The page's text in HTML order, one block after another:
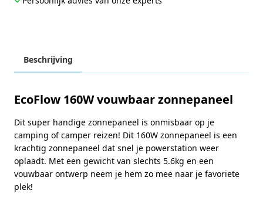
Beschrijving
EcoFlow 160W vouwbaar zonnepaneel
Dit super handige zonnepaneel is onmisbaar op je
camping of camper reizen! Dit 160W zonnepaneel is een
krachtig zonnepaneel dat snel je powerstation weer
oplaadt. Met een gewicht van slechts 5.6kg en een
vouwbaar ontwerp neem je hem zo mee naar je favoriete
plek!